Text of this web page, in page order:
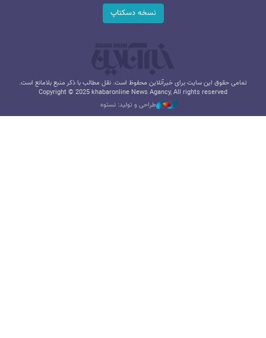
نسخه دسکتاپ
تمامی حقوق این سایت برای خبرآنلاین محفوظ است. نقل مطالب با ذکر منبع بلامانع است.
Copyright © 2025 khabaronline News Agancy, All rights reserved
طراحی و تولید: نستوه